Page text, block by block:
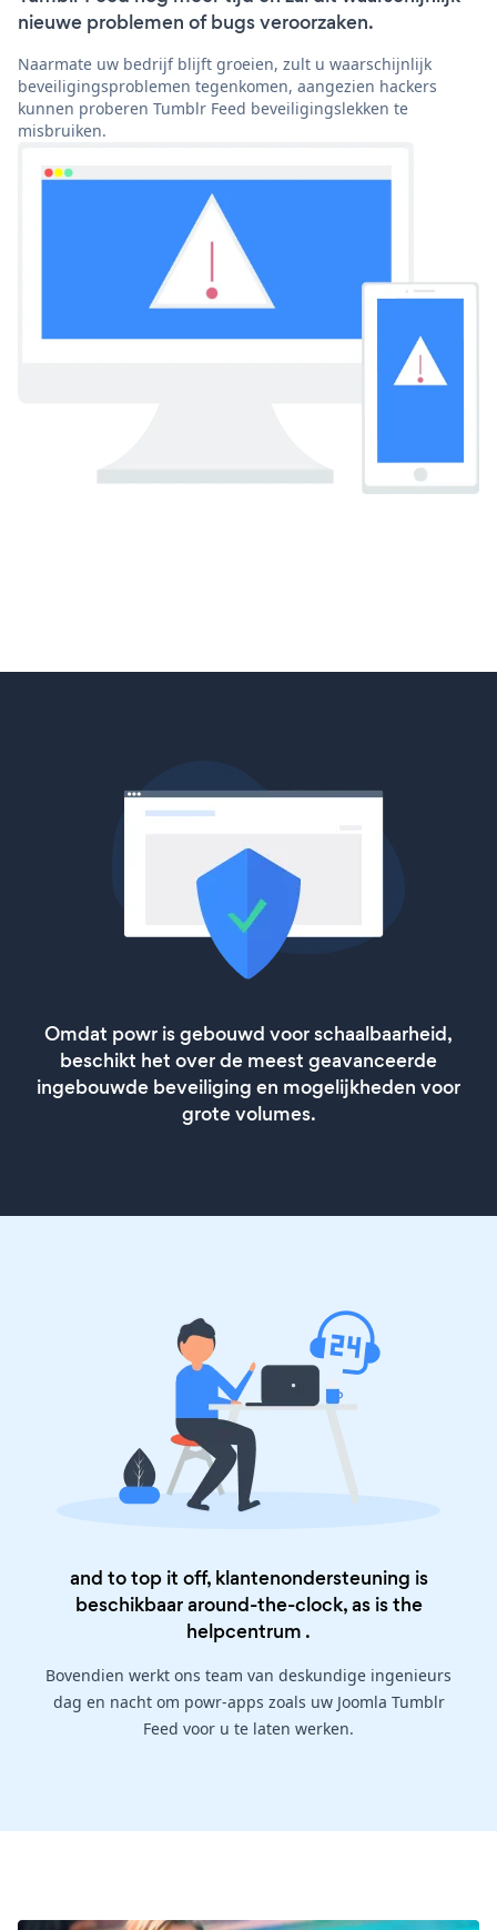
nieuwe problemen of bugs veroorzaken.
Naarmate uw bedrijf blijft groeien, zult u waarschijnlijk
beveiligingsproblemen tegenkomen, aangezien hackers
kunnen proberen Tumblr Feed beveiligingslekken te
misbruiken.
Omdat powr is gebouwd voor schaalbaarheid,
beschikt het over de meest geavanceerde
ingebouwde beveiliging en mogelijkheden voor
grote volumes.
and to top it off, klantenondersteuning is
beschikbaar around-the-clock, as is the
helpcentrum .
Bovendien werkt ons team van deskundige ingenieurs
dag en nacht om powr-apps zoals uw Joomla Tumblr
Feed voor u te laten werken.